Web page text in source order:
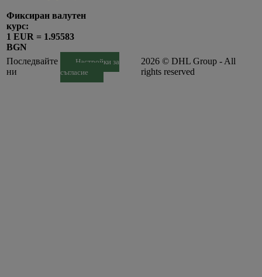
Фиксиран валутен
курс:
1 EUR = 1.95583
BGN
Последвайте
ни
Настройки за
съгласие
2026 © DHL Group - All
rights reserved